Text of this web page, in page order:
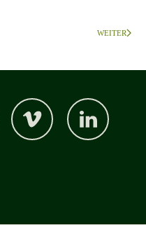
WEITER